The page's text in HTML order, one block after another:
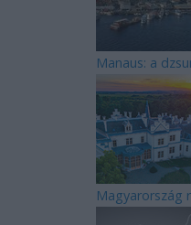
Manaus: a
Magyarország